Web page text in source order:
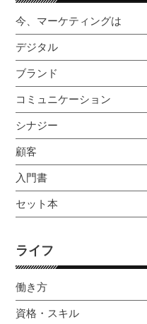
今、マーケティングは
デジタル
ブランド
コミュニケーション
シナジー
顧客
入門書
セット本
ライフ
働き方
資格・スキル